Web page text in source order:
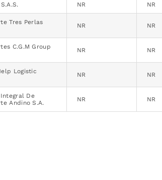
NR NR
Tres Perlas
NR NR
C.G.M Group
NR NR
Logistic
NR NR
De
Andino S.A.
NR NR